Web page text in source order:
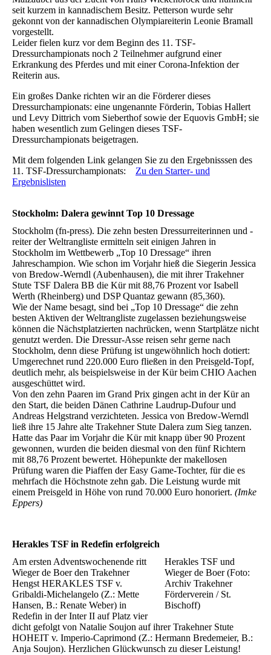
seit kurzem in kannadischem Besitz. Petterson wurde sehr
gekonnt von der kannadischen Olympiareiterin Leonie Bramall
vorgestellt.
Leider fielen kurz vor dem Beginn des 11. TSF-
Dressurchampionats noch 2 Teilnehmer aufgrund einer
Erkrankung des Pferdes und mit einer Corona-Infektion der
Reiterin aus.
Ein großes Danke richten wir an die Förderer dieses
Dressurchampionats: eine ungenannte Förderin, Tobias Hallert
und Levy Dittrich vom Sieberthof sowie der Equovis GmbH; sie
haben wesentlich zum Gelingen dieses TSF-
Dressurchampionats beigetragen.
Mit dem folgenden Link gelangen Sie zu den Ergebnisssen des
11. TSF-Dressurchampionats: Zu den Starter- und
Ergebnislisten
Stockholm: Dalera gewinnt Top 10 Dressage
Stockholm (fn-press). Die zehn besten Dressurreiterinnen und -
reiter der Weltrangliste ermitteln seit einigen Jahren in
Stockholm im Wettbewerb „Top 10 Dressage“ ihren
Jahreschampion. Wie schon im Vorjahr hieß die Siegerin Jessica
von Bredow-Werndl (Aubenhausen), die mit ihrer Trakehner
Stute TSF Dalera BB die Kür mit 88,76 Prozent vor Isabell
Werth (Rheinberg) und DSP Quantaz gewann (85,360).
Wie der Name besagt, sind bei „Top 10 Dressage“ die zehn
besten Aktiven der Weltrangliste zugelassen beziehungsweise
können die Nächstplatzierten nachrücken, wenn Startplätze nicht
genutzt werden. Die Dressur-Asse reisen sehr gerne nach
Stockholm, denn diese Prüfung ist ungewöhnlich hoch dotiert:
Umgerechnet rund 220.000 Euro fließen in den Preisgeld-Topf,
deutlich mehr, als beispielsweise in der Kür beim CHIO Aachen
ausgeschüttet wird.
Von den zehn Paaren im Grand Prix gingen acht in der Kür an
den Start, die beiden Dänen Cathrine Laudrup-Dufour und
Andreas Helgstrand verzichteten. Jessica von Bredow-Werndl
ließ ihre 15 Jahre alte Trakehner Stute Dalera zum Sieg tanzen.
Hatte das Paar im Vorjahr die Kür mit knapp über 90 Prozent
gewonnen, wurden die beiden diesmal von den fünf Richtern
mit 88,76 Prozent bewertet. Höhepunkte der makellosen
Prüfung waren die Piaffen der Easy Game-Tochter, für die es
mehrfach die Höchstnote zehn gab. Die Leistung wurde mit
einem Preisgeld in Höhe von rund 70.000 Euro honoriert. (Imke
Eppers)
Herakles TSF in Redefin erfolgreich
Herakles TSF und
Wieger de Boer (Foto:
Archiv Trakehner
Förderverein / St.
Bischoff)
Am ersten Adventswochenende ritt
Wieger de Boer den Trakehner
Hengst HERAKLES TSF v.
Gribaldi-Michelangelo (Z.: Mette
Hansen, B.: Renate Weber) in
Redefin in der Inter II auf Platz vier
dicht gefolgt von Natalie Soujon auf ihrer Trakehner Stute
HOHEIT v. Imperio-Caprimond (Z.: Hermann Bredemeier, B.:
Anja Soujon). Herzlichen Glückwunsch zu dieser Leistung!